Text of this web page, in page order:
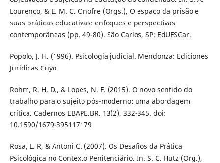
Lourenço, & E. M. C. Onofre (Orgs.), O espaço da prisão e
suas práticas educativas: enfoques e perspectivas
contemporâneas (pp. 49-80). São Carlos, SP: EdUFSCar.
Popolo, J. H. (1996). Psicologia judicial. Mendonza: Ediciones
Juridicas Cuyo.
Rohm, R. H. D., & Lopes, N. F. (2015). O novo sentido do
trabalho para o sujeito pós-moderno: uma abordagem
crítica. Cadernos EBAPE.BR, 13(2), 332-345. doi:
10.1590/1679-395117179
Rosa, L. R, & Antoni C. (2007). Os Desafios da Prática
Psicológica no Contexto Penitenciário. In. S. C. Hutz (Org.),